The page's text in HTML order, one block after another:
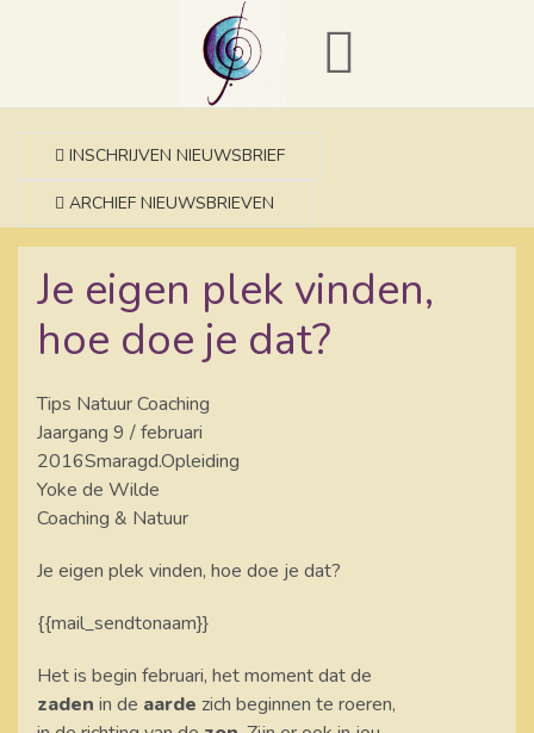
INSCHRIJVEN NIEUWSBRIEF
ARCHIEF NIEUWSBRIEVEN
Je eigen plek vinden,
hoe doe je dat?
Tips Natuur Coaching
Jaargang 9 / februari
2016Smaragd.Opleiding
Yoke de Wilde
Coaching & Natuur
Je eigen plek vinden, hoe doe je dat?
{{mail_sendtonaam}}
Het is begin februari, het moment dat de
zaden in de aarde zich beginnen te roeren,